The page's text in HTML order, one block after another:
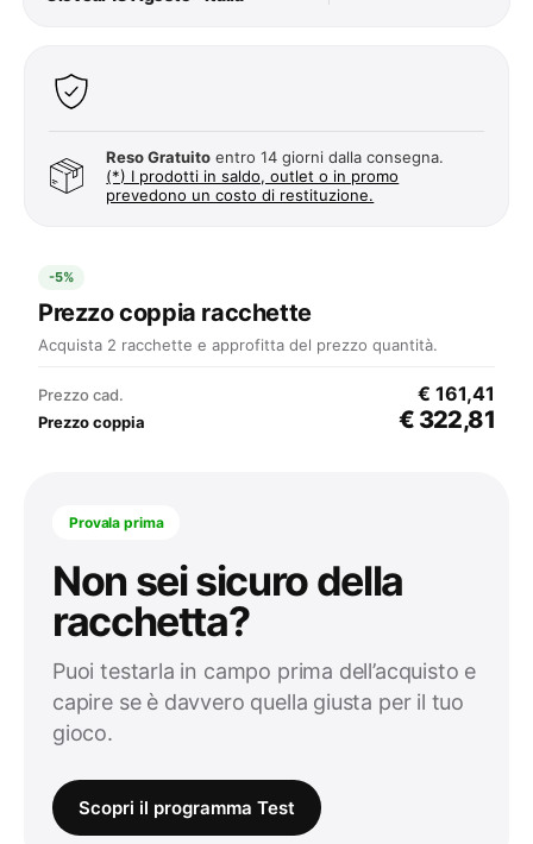
Reso Gratuito entro 14 giorni dalla consegna.
(*) I prodotti in saldo, outlet o in promo
prevedono un costo di restituzione.
-5%
Prezzo coppia racchette
Acquista 2 racchette e approfitta del prezzo quantità.
Prezzo cad. € 161,41
Prezzo coppia € 322,81
Provala prima
Non sei sicuro della
racchetta?
Puoi testarla in campo prima dell’acquisto e
capire se è davvero quella giusta per il tuo
gioco.
Scopri il programma Test